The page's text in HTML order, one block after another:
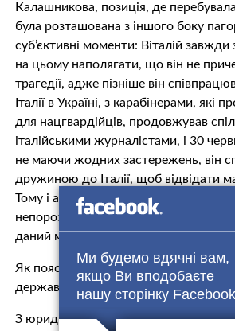
Ми будемо вдячні вам,
якщо Ви вподобаєте
нашу сторінку Facebook
Калашникова, позиція, де
була розташована з іншого боку
суб’єктивні моменти: Віталій
на цьому наполягати, що він не
трагедії, адже пізніше він
Італії в Україні, з карабінерами, які
для нацгвардійців, продовжував
італійськими журналістами, і 30
не маючи жодних застережень, він
дружиною до Італії, щоб відвідати
Тому і арешт йому видався якимось
непорозумінням, яке, на жаль,
даний момент, вже року тюрми.
Як пояснити таке явне беззаконня в
державі?
З юридичної точки зору, така